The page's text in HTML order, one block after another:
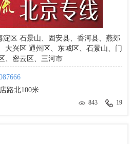
淀区 石景山、固安县、香河县、燕郊
大兴区 通州区、东城区、石景山、门
、密云区、三河市
路北100米
843 19